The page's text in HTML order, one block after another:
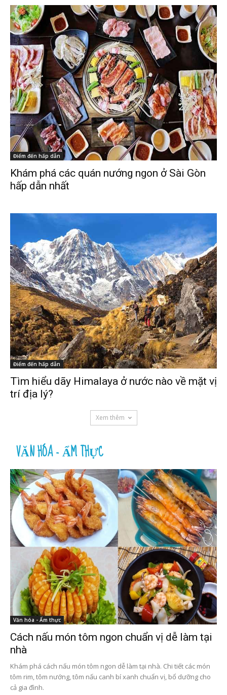
Điểm đến hấp dẫn
Khám phá các quán nướng ngon ở Sài Gòn
hấp dẫn nhất
Điểm đến hấp dẫn
Tìm hiểu dãy Himalaya ở nước nào về mặt vị
trí địa lý?
Xem thêm
VĂN HÓA - ẨM THỰC
Văn hóa - Ẩm thực
Cách nấu món tôm ngon chuẩn vị dễ làm tại
nhà
Khám phá cách nấu món tôm ngon dễ làm tại nhà. Chi tiết các món
tôm rim, tôm nướng, tôm nấu canh bí xanh chuẩn vị, bổ dưỡng cho
cả gia đình.